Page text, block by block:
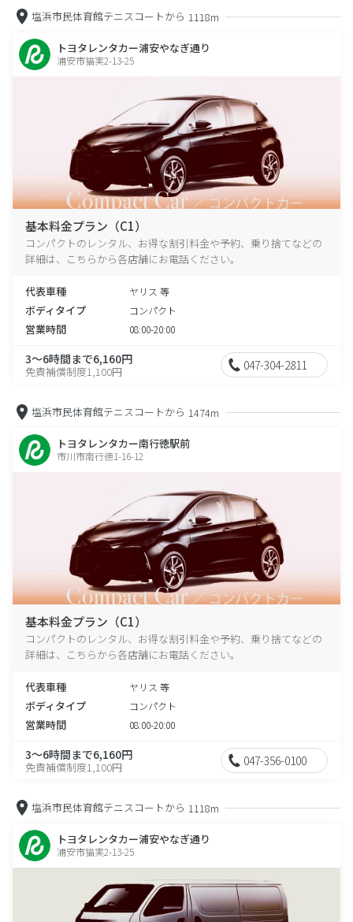
塩浜市民体育館テニスコートから 1118m
トヨタレンタカー浦安やなぎ通り
浦安市猫実2-13-25
基本料金プラン（C1）
コンパクトのレンタル、お得な割引料金や予約、乗り捨てなどの
詳細は、こちらから各店舗にお電話ください。
代表車種 ヤリス 等
ボディタイプ コンパクト
営業時間 08:00-20:00
3～6時間まで6,160円
免責補償制度1,100円 047-304-2811
塩浜市民体育館テニスコートから 1474m
トヨタレンタカー南行徳駅前
市川市南行徳1-16-12
基本料金プラン（C1）
コンパクトのレンタル、お得な割引料金や予約、乗り捨てなどの
詳細は、こちらから各店舗にお電話ください。
代表車種 ヤリス 等
ボディタイプ コンパクト
営業時間 08:00-20:00
3～6時間まで6,160円
免責補償制度1,100円 047-356-0100
塩浜市民体育館テニスコートから 1118m
トヨタレンタカー浦安やなぎ通り
浦安市猫実2-13-25